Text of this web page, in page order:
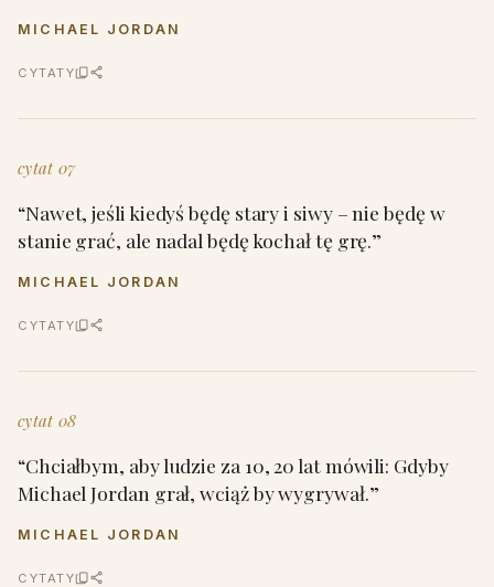
MICHAEL JORDAN
CYTATY
cytat 07
“Nawet, jeśli kiedyś będę stary i siwy – nie będę w
stanie grać, ale nadal będę kochał tę grę.”
MICHAEL JORDAN
CYTATY
cytat 08
“Chciałbym, aby ludzie za 10, 20 lat mówili: Gdyby
Michael Jordan grał, wciąż by wygrywał.”
MICHAEL JORDAN
CYTATY